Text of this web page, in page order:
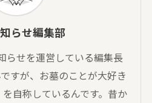
らせ編集部
らせを運営している編集長
すが、お墓のことが大好き
自称しているんです。昔か